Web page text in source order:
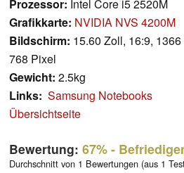
Prozessor: Intel Core i5 2520M
Grafikkarte: NVIDIA NVS 4200M
Bildschirm: 15.60 Zoll, 16:9, 1366
768 Pixel
Gewicht: 2.5kg
Links: Samsung Notebooks
Übersichtseite
Bewertung: 67%-
Durchschnitt von 1 Bewertungen (aus 1